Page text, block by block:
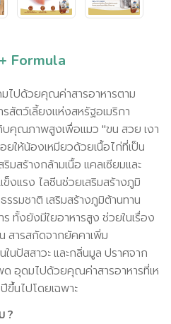
Formula
ไปด้วยคุณค่าสารอาหารตาม
ตว์เลี้ยงแห่งสหรัฐอเมริกา
บคุณภาพสูงเพื่อแมว "ขน สวย เงา
ห้น้องเหมียวด้วยเนื้อไก่ที่เป็น
สร้างกล้ามเนื้อ แคลเซียมและ
งแรง ไลซีนช่วยเสริมสร้างภูมิ
รมชาติ เสริมสร้างภูมิต้านทาน
ทั้งยังมีใยอาหารสูง ช่วยในเรื่อง
สารสกัดจากยัคคาเพิ่ม
นปัสสาวะ และกลิ่นมูล ปราศจาก
ด อุดมไปด้วยคุณค่าสารอาหารที่เห
ขึ้นไปโดยเฉพาะ
?